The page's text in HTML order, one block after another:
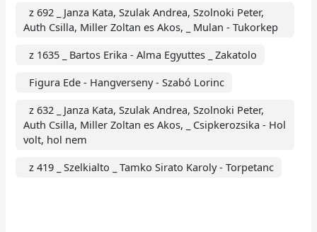
z 692 _ Janza Kata, Szulak Andrea, Szolnoki Peter,
Auth Csilla, Miller Zoltan es Akos, _ Mulan - Tukorkep
z 1635 _ Bartos Erika - Alma Egyuttes _ Zakatolo
Figura Ede - Hangverseny - Szabó Lorinc
z 632 _ Janza Kata, Szulak Andrea, Szolnoki Peter,
Auth Csilla, Miller Zoltan es Akos, _ Csipkerozsika - Hol
volt, hol nem
z 419 _ Szelkialto _ Tamko Sirato Karoly - Torpetanc